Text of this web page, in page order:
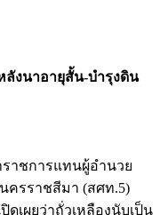
ลังนาอายุสั้น-บำรุงดิน
าชการแทนผู้อำนวย
ครราชสีมา (สศท.5)
ดเผยว่าถั่วเหลืองนับเป็น